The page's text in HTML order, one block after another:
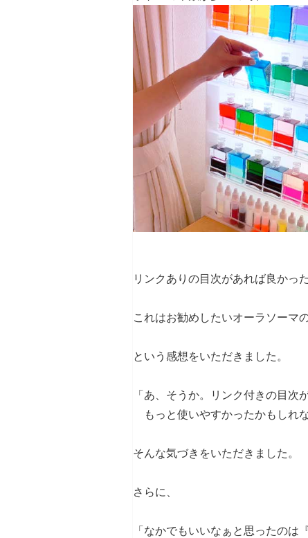
リンクありの目次があれば良かっ
これはお勧めしたいオーラソーマ
という感想をいただきました。
「あ、そうか。リンク付きの目次
もっと使いやすかったかもしれな
そんな気づきをいただきました。
さらに、
「なかでもいいなぁと思ったのは